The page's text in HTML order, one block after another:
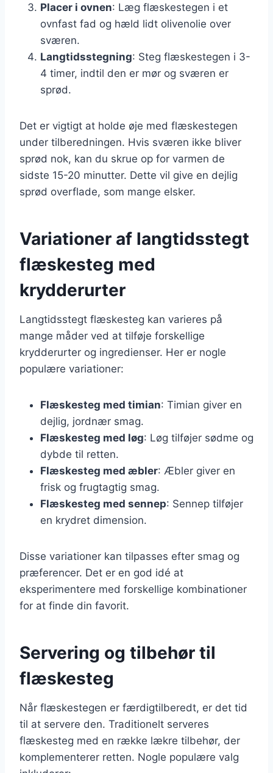
Placer i ovnen: Læg flæskestegen i et
ovnfast fad og hæld lidt olivenolie over
sværen.
Langtidsstegning: Steg flæskestegen i 3-
4 timer, indtil den er mør og sværen er
sprød.
Det er vigtigt at holde øje med flæskestegen
under tilberedningen. Hvis sværen ikke bliver
sprød nok, kan du skrue op for varmen de
sidste 15-20 minutter. Dette vil give en dejlig
sprød overflade, som mange elsker.
Variationer af langtidsstegt
flæskesteg med
krydderurter
Langtidsstegt flæskesteg kan varieres på
mange måder ved at tilføje forskellige
krydderurter og ingredienser. Her er nogle
populære variationer:
Flæskesteg med timian: Timian giver en
dejlig, jordnær smag.
Flæskesteg med løg: Løg tilføjer sødme og
dybde til retten.
Flæskesteg med æbler: Æbler giver en
frisk og frugtagtig smag.
Flæskesteg med sennep: Sennep tilføjer
en krydret dimension.
Disse variationer kan tilpasses efter smag og
præferencer. Det er en god idé at
eksperimentere med forskellige kombinationer
for at finde din favorit.
Servering og tilbehør til
flæskesteg
Når flæskestegen er færdigtilberedt, er det tid
til at servere den. Traditionelt serveres
flæskesteg med en række lækre tilbehør, der
komplementerer retten. Nogle populære valg